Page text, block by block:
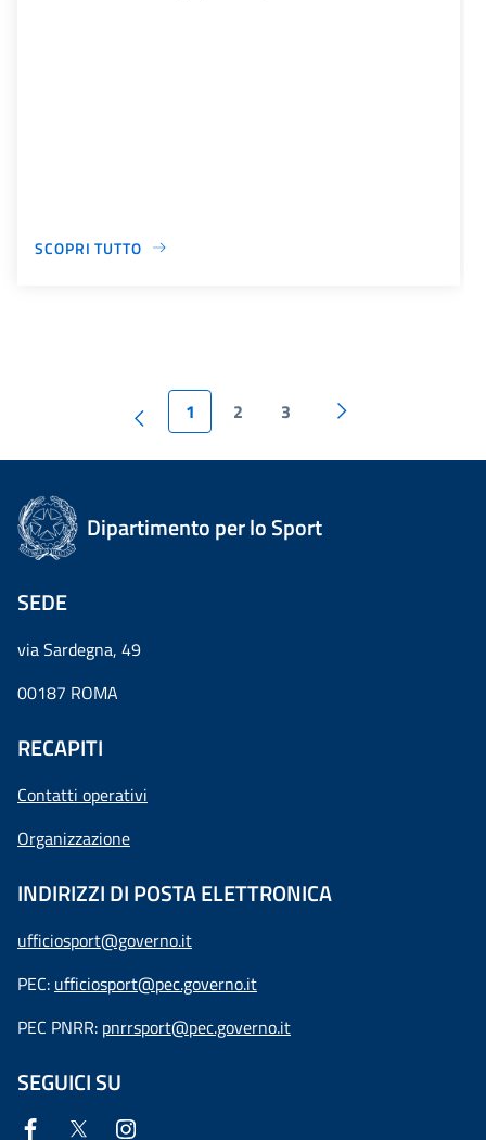
SCOPRI TUTTO
1 2 3
Dipartimento per lo Sport
SEDE
via Sardegna, 49
00187 ROMA
RECAPITI
Contatti operativi
Organizzazione
INDIRIZZI DI POSTA ELETTRONICA
ufficiosport@governo.it
PEC: ufficiosport@pec.governo.it
PEC PNRR: pnrrsport@pec.governo.it
SEGUICI SU